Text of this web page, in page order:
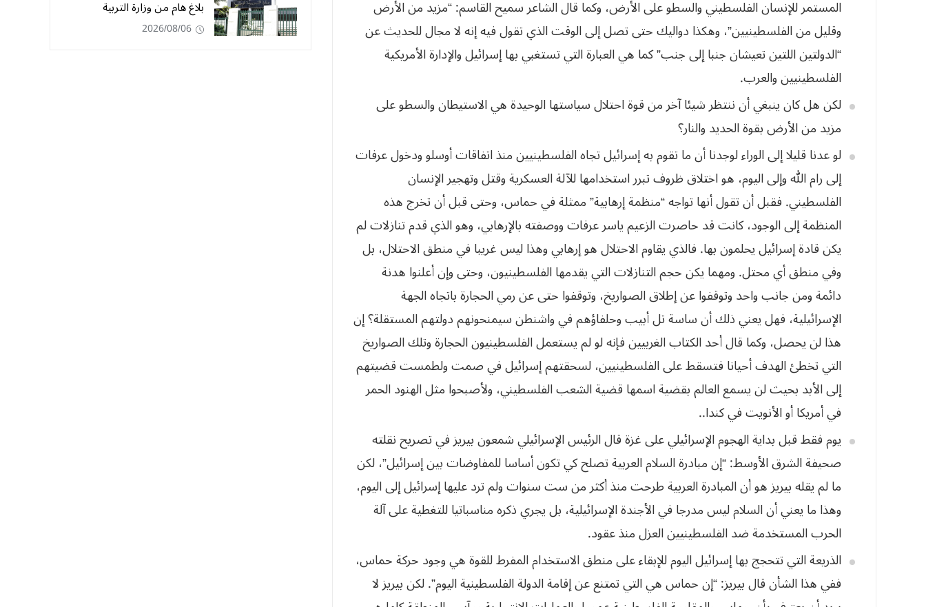
المستمر للإنسان الفلسطيني والسطو على الأرض، وكما قال الشاعر سميح القاسم: “مزيدمن الأرض
وقليل من الفلسطينيين”، وهكذا دواليك حتى تصل إلى الوقت الذي تقول فيه إنهلا مجال للحديث عن
“الدولتين اللتين تعيشان جنبا إلى جنب” كما هي العبارة التيتستغبي بها إسرائيل والإدارة الأمريكية
الفلسطينيين والعرب.
لكن هل كانينبغي أن ننتظر شيئا آخر من قوة احتلال سياستها الوحيدة هيالاستيطان والسطو على
مزيد من الأرض بقوة الحديد والنار؟
لو عدنا قليلاإلى الوراء لوجدنا أن ما تقوم به إسرائيل تجاه الفلسطينيين منذ اتفاقات أوسلو ودخولعرفات
إلى رام الله وإلى اليوم، هو اختلاق ظروف تبرر استخدامها للآلة العسكرية وقتلوتهجير الإنسان
الفلسطيني. فقبل أن تقول أنها تواجه “منظمة إرهابية” ممثلة في حماس، وحتى قبل أن تخرج هذه
المنظمة إلى الوجود، كانت قد حاصرت الزعيم ياسر عرفات ووصفتهبالإرهابي، وهو الذي قدم تنازلات لم
يكن قادة إسرائيل يحلمون بها. فالذي يقاومالاحتلال هو إرهابي وهذا ليس غريبا في منطق الاحتلال، بل
وفي منطق أي محتل. ومهمايكن حجم التنازلات التي يقدمها الفلسطينيون، وحتى وإن أعلنوا هدنة
دائمة ومن جانبواحد وتوقفوا عن إطلاق الصواريخ، وتوقفوا حتى عن رمي الحجارة باتجاه الجهة
الإسرائيلية، فهل يعني ذلك أن ساسة تل أبيب وحلفاؤهم في واشنطن سيمنحونهم دولتهمالمستقلة؟ إن
هذا لن يحصل، وكما قال أحد الكتاب الغربيين فإنه لو لم يستعملالفلسطينيون الحجارة وتلك الصواريخ
التي تخطئ الهدف أحيانا فتسقط على الفلسطينيين،لسحقتهم إسرائيل في صمت ولطمست قضيتهم
إلى الأبد بحيث لن يسمع العالم بقضية اسمهاقضية الشعب الفلسطيني، ولأصبحوا مثل الهنود الحمر
في أمريكا أو الأنويت فيكندا..
يوم فقط قبلبداية الهجوم الإسرائيلي على غزة قال الرئيس الإسرائيلي شمعون بيريز في تصريح نقلته
صحيفة الشرق الأوسط: “إن مبادرة السلام العربية تصلح كي تكون أساسا للمفاوضات بينإسرائيل”، لكن
ما لم يقله بيريز هو أن المبادرة العربية طرحت منذ أكثر من ست سنواتولم ترد عليها إسرائيل إلى اليوم،
وهذا ما يعني أن السلام ليسمدرجا في الأجندة الإسرائيلية، بل يجري ذكره مناسباتيا للتغطيةعلى آلة
الحرب المستخدمة ضد الفلسطينيين العزل منذ عقود.
الذريعة التيتتحجج بها إسرائيل اليوم للإبقاء على منطق الاستخدام المفرط للقوة هي وجود حركةحماس،
ففي هذا الشأن قال بيريز: “إن حماس هي التي تمتنع عن إقامة الدولة الفلسطينيةاليوم”. لكن بيريز لا
بلاغ هام من وزارة التربية
2026/08/06